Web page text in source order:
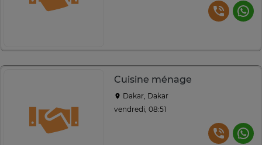
Cuisine ménage
Dakar, Dakar
vendredi, 08:51